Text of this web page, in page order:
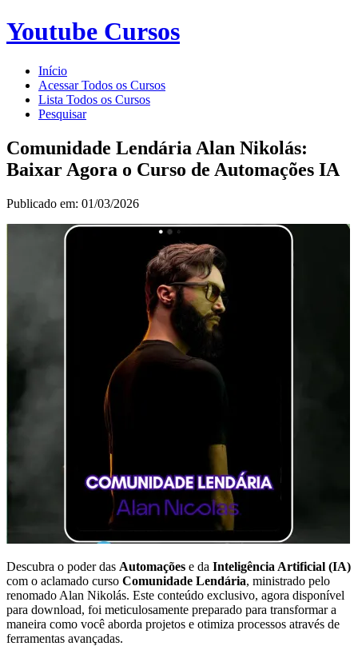
Youtube Cursos
Início
Acessar Todos os Cursos
Lista Todos os Cursos
Pesquisar
Comunidade Lendária Alan Nikolás:
Baixar Agora o Curso de Automações IA
Publicado em: 01/03/2026
Descubra o poder das Automações e da Inteligência Artificial (IA)
com o aclamado curso Comunidade Lendária, ministrado pelo
renomado Alan Nikolás. Este conteúdo exclusivo, agora disponível
para download, foi meticulosamente preparado para transformar a
maneira como você aborda projetos e otimiza processos através de
ferramentas avançadas.